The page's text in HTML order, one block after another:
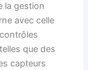
la gestion
avec celle
que des
capteurs